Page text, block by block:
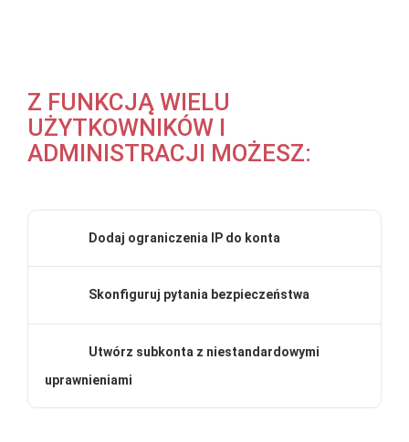
Z FUNKCJĄ WIELU
UŻYTKOWNIKÓW I
ADMINISTRACJI MOŻESZ:
Dodaj ograniczenia IP do konta
Skonfiguruj pytania bezpieczeństwa
Utwórz subkonta z niestandardowymi
uprawnieniami